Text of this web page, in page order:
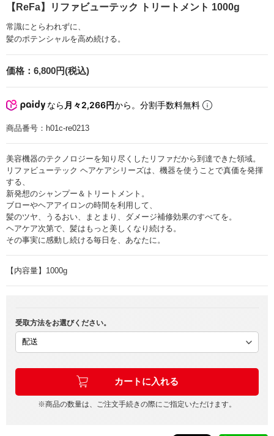
【ReFa】リファビューテック トリートメント 1000g
常識にとらわれずに、
髪のポテンシャルを高め続ける。
価格： 6,800円(税込)
なら 月々2,266円から。分割手数料無料
商品番号： h01c-re0213
美容機器のテクノロジーを知り尽くしたリファだから到達できた領域。
リファビューテック ヘアケアシリーズは、機器を使うことで真価を発揮
する、
新発想のシャンプー＆トリートメント。
ブローやヘアアイロンの時間を利用して、
髪のツヤ、うるおい、まとまり、ダメージ補修効果のすべてを。
ヘアケア次第で、髪はもっと美しくなり続ける。
その事実に感動し続ける毎日を、あなたに。
【内容量】1000g
受取方法をお選びください。
※商品の数量は、ご注文手続きの際にご指定いただけます。